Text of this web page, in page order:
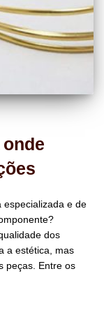
especializada e de
dos
a estética, mas
peças. Entre os